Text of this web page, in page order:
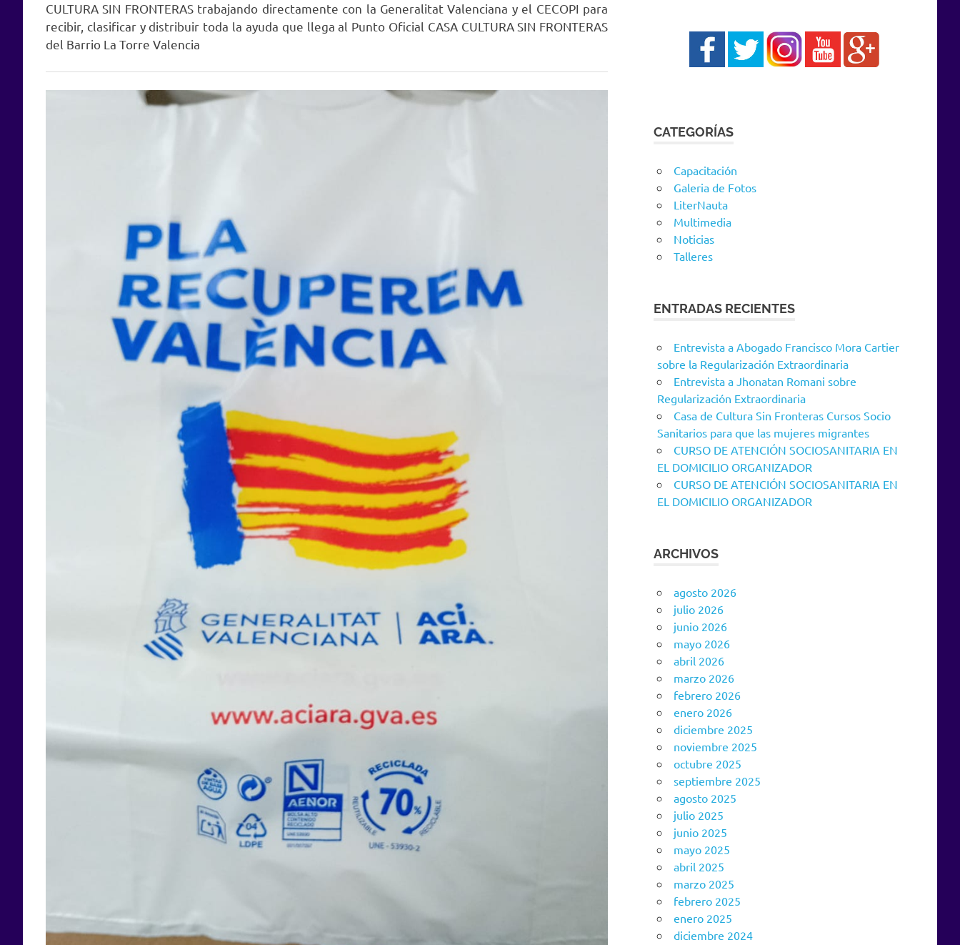
CULTURA SIN FRONTERAS trabajando directamente con la Generalitat Valenciana y el CECOPI para
recibir, clasificar y distribuir toda la ayuda que llega al Punto Oficial CASA CULTURA SIN FRONTERAS
del Barrio La Torre Valencia
CATEGORÍAS
Capacitación
Galeria de Fotos
LiterNauta
Multimedia
Noticias
Talleres
ENTRADAS RECIENTES
Entrevista a Abogado Francisco Mora Cartier
sobre la Regularización Extraordinaria
Entrevista a Jhonatan Romani sobre
Regularización Extraordinaria
Casa de Cultura Sin Fronteras Cursos Socio
Sanitarios para que las mujeres migrantes
CURSO DE ATENCIÓN SOCIOSANITARIA EN
EL DOMICILIO ORGANIZADOR
CURSO DE ATENCIÓN SOCIOSANITARIA EN
EL DOMICILIO ORGANIZADOR
ARCHIVOS
agosto 2026
julio 2026
junio 2026
mayo 2026
abril 2026
marzo 2026
febrero 2026
enero 2026
diciembre 2025
noviembre 2025
octubre 2025
septiembre 2025
agosto 2025
julio 2025
junio 2025
mayo 2025
abril 2025
marzo 2025
febrero 2025
enero 2025
diciembre 2024